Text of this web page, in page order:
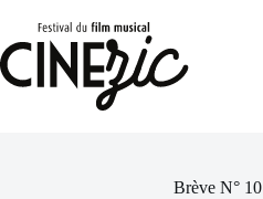
contenu
Brève N° 10